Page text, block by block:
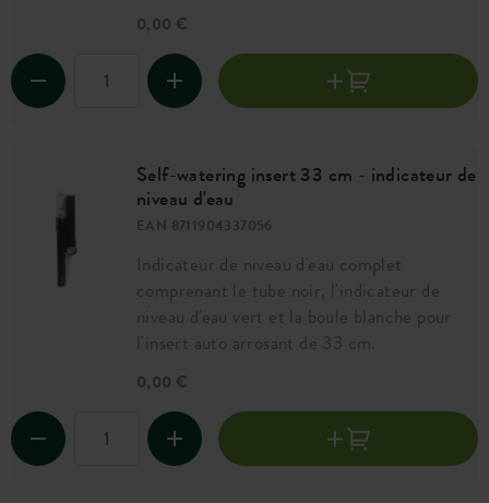
0,00 €
Self-watering insert 33 cm - indicateur de
niveau d'eau
EAN 8711904337056
Indicateur de niveau d'eau complet
comprenant le tube noir, l'indicateur de
niveau d'eau vert et la boule blanche pour
l'insert auto arrosant de 33 cm.
0,00 €